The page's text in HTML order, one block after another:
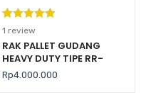
Peringkat
5.00dari 5
berdasarka
n
1
penilaian
1 review
RAK PALLET GUDANG
HEAVY DUTY TIPE RR-
2000 KAPASITAS 2 TON /
LEVEL
Rp4.000.000